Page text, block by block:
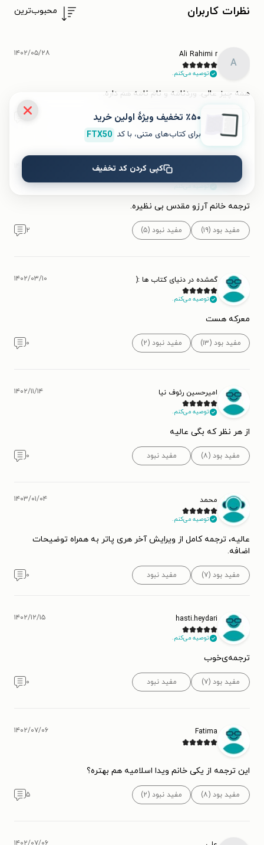
نظرات کاربران محبوب‌ترین
A
Ali Rahimi r
توصیه می‌کنم.
۱۴۰۲/۰۵/۲۸
همه چیز عالی. وردنامه و نام نامه هم داره.
مفید بود (۱۴) مفید نبود
توصیه می‌کنم.
ترجمه خانم آرزو مقدس بی نظیره.
مفید بود (۱۹) مفید نبود (۵) ۲
گمشده در دنیای کتاب ها :(
توصیه می‌کنم.
۱۴۰۲/۰۳/۱۰
معرکه هست
مفید بود (۱۳) مفید نبود (۲) ۰
امیرحسین رئوف نیا
توصیه می‌کنم.
۱۴۰۲/۱۱/۱۴
از هر نظر که بگی عالیه
مفید بود (۸) مفید نبود ۰
محمد
توصیه می‌کنم.
۱۴۰۳/۰۱/۰۴
عالیه، ترجمه کامل از ویرایش آخر هری پاتر به همراه توضیحات
اضافه.
مفید بود (۷) مفید نبود ۰
hasti.heydari
توصیه می‌کنم.
۱۴۰۲/۱۲/۱۵
ترجمه‌ی‌خوب
مفید بود (۷) مفید نبود ۰
Fatima ۱۴۰۲/۰۷/۰۶
این ترجمه از یکی خانم ویدا اسلامیه هم بهتره؟
مفید بود (۸) مفید نبود (۲) ۵
٪۵۰ تخفیف ویژۀ اولین خرید
برای کتاب‌های متنی، با کد FTX50
کپی کردن کد تخفیف